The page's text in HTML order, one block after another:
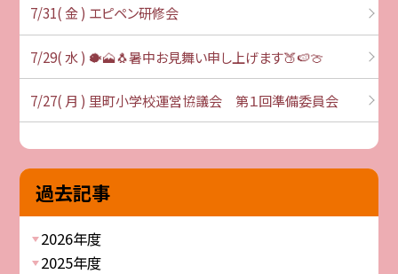
7/31( 金 ) エピペン研修会
7/29( 水 ) 🐡🗻🐧暑中お見舞い申し上げます🍑🍉🍈
7/27( 月 ) 里町小学校運営協議会 第１回準備委員会
過去記事
2026年度
2025年度